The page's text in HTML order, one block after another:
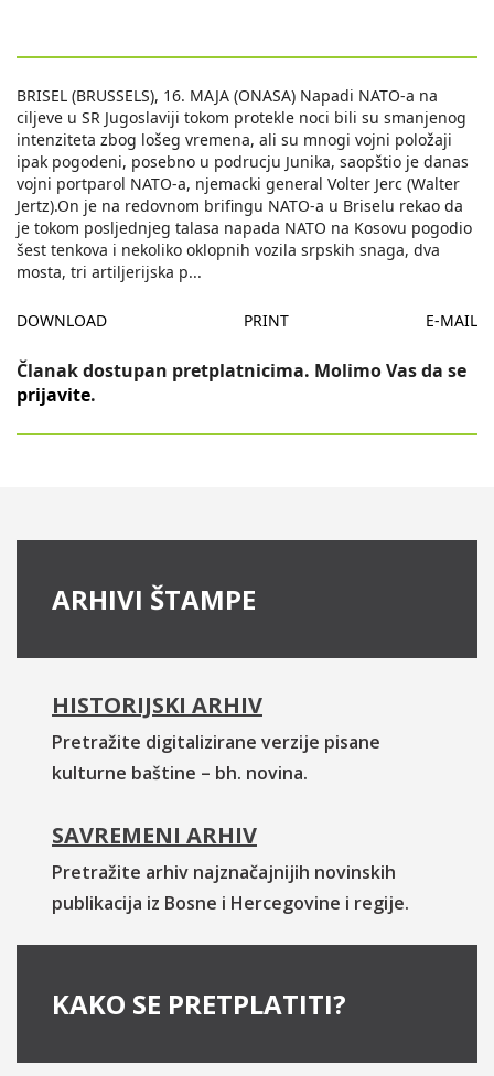
BRISEL (BRUSSELS), 16. MAJA (ONASA) Napadi NATO-a na
ciljeve u SR Jugoslaviji tokom protekle noci bili su smanjenog
intenziteta zbog lošeg vremena, ali su mnogi vojni položaji
ipak pogodeni, posebno u podrucju Junika, saopštio je danas
vojni portparol NATO-a, njemacki general Volter Jerc (Walter
Jertz).On je na redovnom brifingu NATO-a u Briselu rekao da
je tokom posljednjeg talasa napada NATO na Kosovu pogodio
šest tenkova i nekoliko oklopnih vozila srpskih snaga, dva
mosta, tri artiljerijska p...
DOWNLOAD PRINT E-MAIL
Članak dostupan pretplatnicima. Molimo Vas da se
prijavite.
ARHIVI ŠTAMPE
HISTORIJSKI ARHIV
Pretražite digitalizirane verzije pisane
kulturne baštine – bh. novina.
SAVREMENI ARHIV
Pretražite arhiv najznačajnijih novinskih
publikacija iz Bosne i Hercegovine i regije.
KAKO SE PRETPLATITI?